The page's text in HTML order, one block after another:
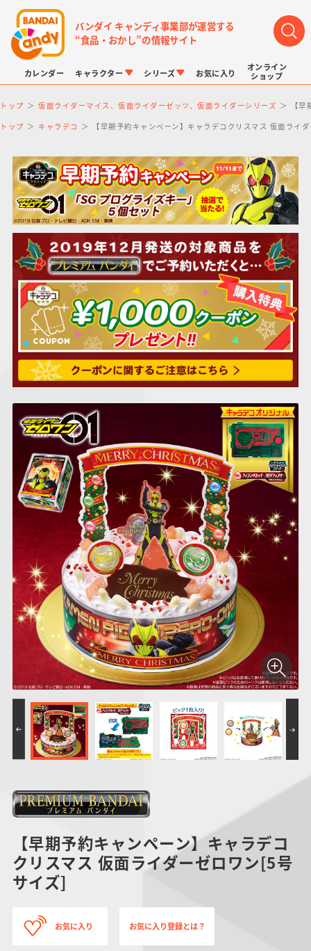
バンダイ キャンディ事業部が運営する
“食品・おかし”の情報サイト
カレンダー キャラクター
LINK TRAVELERS
仮面ライダーシリー
ズ
PROJECT R.E.D.・
スーパー戦隊シリー
ズ
プリキュアシリーズ
ガンダムシリーズ
ポケットモンスター
ドラゴンボール
アンパンマン
サンリオキャラクタ
ーズ
たまご
シリーズ
チョコボックス
キャラパキ
つりグミ
チョコサプ
にふぉるめーしょん
＆スクエアシール
SMPシリーズ
ポケモンキッズ
ポケモンスケールワ
ールド
キャラデコ
お気に入り
オンライン
ショップ
トップ 仮面ライダーマイス、仮面ライダーゼッツ、仮面ライダーシリーズ 【
トップ キャラデコ 【早期予約キャンペーン】キャラデコクリスマス 仮面ライ
【早期予約キャンペーン】キャラデコ
クリスマス 仮面ライダーゼロワン[5号
サイズ]
お気に入り お気に入り登録とは？